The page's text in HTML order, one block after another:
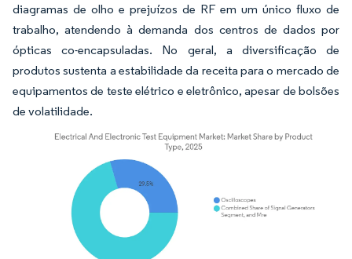
diagramas de olho e prejuízos de RF em um único fluxo de
trabalho, atendendo à demanda dos centros de dados por
ópticas co-encapsuladas. No geral, a diversificação de
produtos sustenta a estabilidade da receita para o mercado de
equipamentos de teste elétrico e eletrônico, apesar de bolsões
de volatilidade.